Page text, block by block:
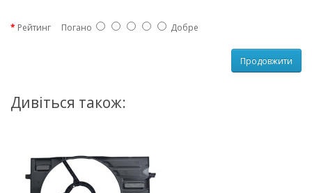
Рейтинг Погано Добре
Продовжити
Дивіться також: